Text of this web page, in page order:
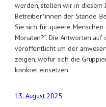
werden, stellen wir in diesem
Betreiber*innen der Stände.
Sie sich für queere
Monaten?”. Die Antworten
veröffentlicht um der
zeigen, wofür sich die
konkret einsetzen.
13. August 2025